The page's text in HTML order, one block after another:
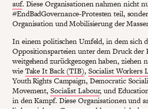
auf. Diese Organisationen nahmen nicht
#EndBadGovernance-Protesten teil,
Organisation und Mobilisierung der
In einem politischen Umfeld, in dem sich
Oppositionsparteien unter dem Druck der
weitgehend zurückgezogen haben, ziehen
wieTake It Back (TIB), Socialist Workers
Youth Rights Campaign, Democratic
Movement,Socialist Labour, und
in den Kampf. Diese Organisationen und